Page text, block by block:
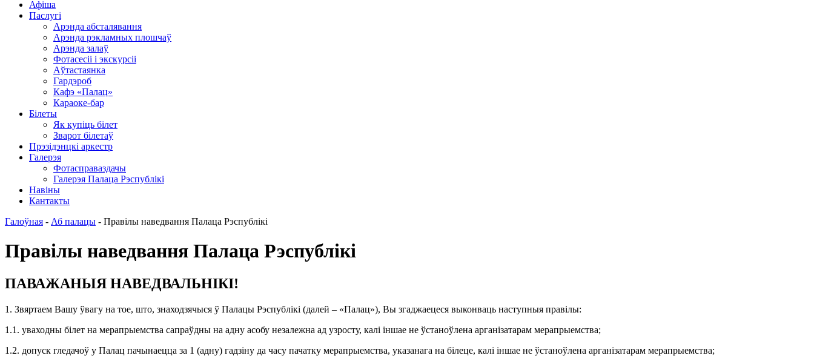
Афіша
Паслугі
Арэнда абсталявання
Арэнда рэкламных плошчаў
Арэнда залаў
Фотасесіі і экскурсіі
Аўтастаянка
Гардэроб
Кафэ «Палац»
Караоке-бар
Білеты
Як купіць білет
Зварот білетаў
Прэзідэнцкі аркестр
Галерэя
Фотасправаздачы
Галерэя Палаца Рэспублікі
Навіны
Кантакты
Галоўная - Аб палацы - Правілы наведвання Палаца Рэспублікі
Правілы наведвання Палаца Рэспублікі
ПАВАЖАНЫЯ НАВЕДВАЛЬНІКІ!
1. Звяртаем Вашу ўвагу на тое, што, знаходзячыся ў Палацы Рэспублікі (далей – «Палац»), Вы згаджаецеся выконваць наступныя правілы:
1.1. уваходны білет на мерапрыемства сапраўдны на адну асобу незалежна ад узросту, калі іншае не ўстаноўлена арганізатарам мерапрыемства;
1.2. допуск гледачоў у Палац пачынаецца за 1 (адну) гадзіну да часу пачатку мерапрыемства, указанага на білеце, калі іншае не ўстаноўлена арганізатарам мерапрыемства;